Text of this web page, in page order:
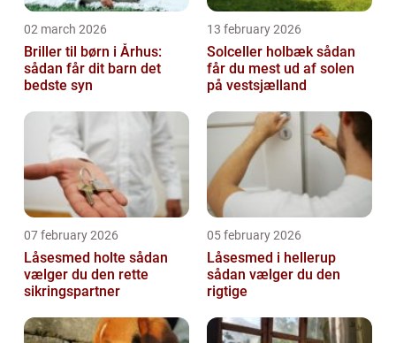
02 march 2026
Briller til børn i Århus:
sådan får dit barn det
bedste syn
13 february 2026
Solceller holbæk sådan
får du mest ud af solen
på vestsjælland
07 february 2026
Låsesmed holte sådan
vælger du den rette
sikringspartner
05 february 2026
Låsesmed i hellerup
sådan vælger du den
rigtige